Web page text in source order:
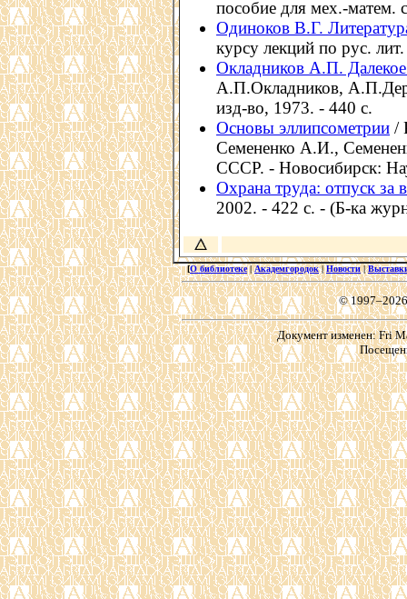
пособие для мех.-
Одиноков В.Г.
курсу лекций по рус.
Окладников А.П.
А.П.Окладников,
изд-во, 1973. - 440 с.
Основы эллипсометрии /
Семененко А.И.,
СССР. - Новосибирск:
Охрана труда: отпуск за
2002. - 422 с. - (Б-ка
[О библиотеке| Академгородок|Новости |
©
Документ изменен: Fri